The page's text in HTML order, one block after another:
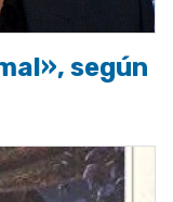
según